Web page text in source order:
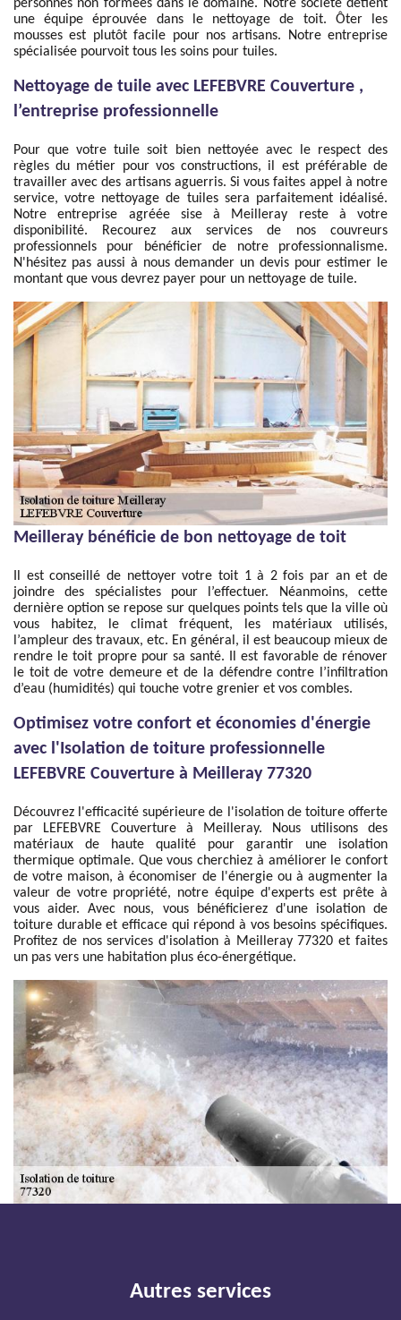
personnes non formées dans le domaine. Notre société détient
une équipe éprouvée dans le nettoyage de toit. Ôter les
mousses est plutôt facile pour nos artisans. Notre entreprise
spécialisée pourvoit tous les soins pour tuiles.
Nettoyage de tuile avec LEFEBVRE Couverture ,
l’entreprise professionnelle
Pour que votre tuile soit bien nettoyée avec le respect des
règles du métier pour vos constructions, il est préférable de
travailler avec des artisans aguerris. Si vous faites appel à notre
service, votre nettoyage de tuiles sera parfaitement idéalisé.
Notre entreprise agréée sise à Meilleray reste à votre
disponibilité. Recourez aux services de nos couvreurs
professionnels pour bénéficier de notre professionnalisme.
N'hésitez pas aussi à nous demander un devis pour estimer le
montant que vous devrez payer pour un nettoyage de tuile.
Meilleray bénéficie de bon nettoyage de toit
Il est conseillé de nettoyer votre toit 1 à 2 fois par an et de
joindre des spécialistes pour l’effectuer. Néanmoins, cette
dernière option se repose sur quelques points tels que la ville où
vous habitez, le climat fréquent, les matériaux utilisés,
l’ampleur des travaux, etc. En général, il est beaucoup mieux de
rendre le toit propre pour sa santé. Il est favorable de rénover
le toit de votre demeure et de la défendre contre l’infiltration
d’eau (humidités) qui touche votre grenier et vos combles.
Optimisez votre confort et économies d'énergie
avec l'Isolation de toiture professionnelle
LEFEBVRE Couverture à Meilleray 77320
Découvrez l'efficacité supérieure de l'isolation de toiture offerte
par LEFEBVRE Couverture à Meilleray. Nous utilisons des
matériaux de haute qualité pour garantir une isolation
thermique optimale. Que vous cherchiez à améliorer le confort
de votre maison, à économiser de l'énergie ou à augmenter la
valeur de votre propriété, notre équipe d'experts est prête à
vous aider. Avec nous, vous bénéficierez d'une isolation de
toiture durable et efficace qui répond à vos besoins spécifiques.
Profitez de nos services d'isolation à Meilleray 77320 et faites
un pas vers une habitation plus éco-énergétique.
Autres services